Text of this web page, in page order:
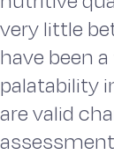
very little
have been
palatability
are valid